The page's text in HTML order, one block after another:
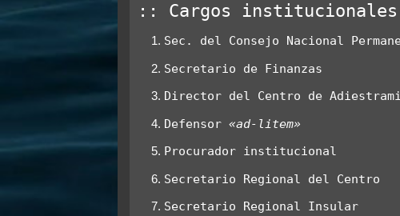
:: Cargos
Sec. del Consejo Nacional
Secretario de Finanzas
Director del Centro de
Defensor «ad-litem»
Procurador institucional
Secretario Regional del Centro
Secretario Regional Insular